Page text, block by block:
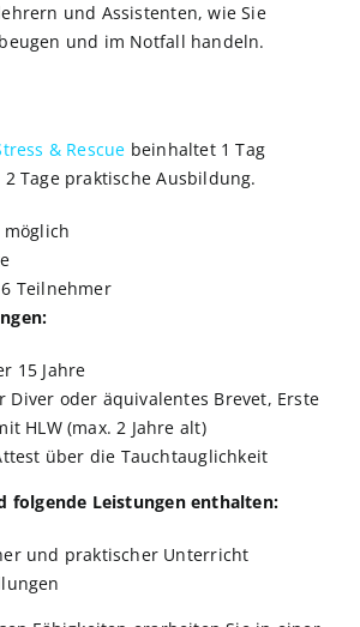
und Assistenten, wie Sie
und im Notfall handeln.
& Rescue beinhaltet 1 Tag
Tage praktische Ausbildung.
Teilnehmer
15 Jahre
Diver oder äquivalentes Brevet, Erste
HLW (max. 2 Jahre alt)
über die Tauchtauglichkeit
folgende Leistungen enthalten:
und praktischer Unterricht